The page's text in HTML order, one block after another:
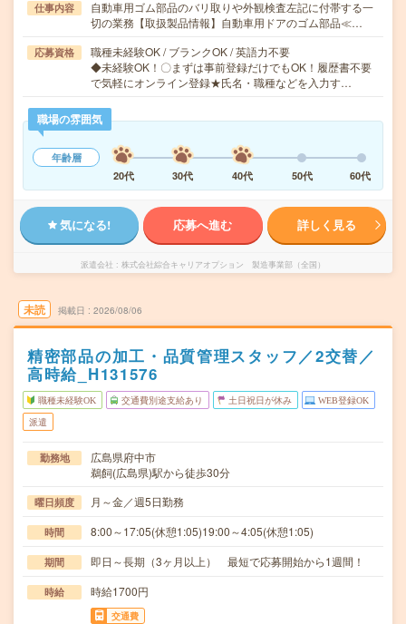
仕事内容
自動車用ゴム部品のバリ取りや外観検査左記に付帯する一
切の業務【取扱製品情報】自動車用ドアのゴム部品≪…
応募資格
職種未経験OK / ブランクOK / 英語力不要
◆未経験OK！〇まずは事前登録だけでもOK！履歴書不要
で気軽にオンライン登録★氏名・職種などを入力す…
職場の雰囲気
年齢層
20代
30代 40代 50代 60代
気になる! 応募へ進む 詳しく見る
派遣会社 株式会社綜合キャリアオプション 製造事業部（全国）
未読 掲載日 2026/08/06
精密部品の加工・品質管理スタッフ／2交替／
高時給_H131576
職種未経験OK 交通費別途支給あり 土日祝日が休み WEB登録OK
派遣
勤務地
広島県府中市
鵜飼(広島県)駅から徒歩30分
曜日頻度 月～金／週5日勤務
時間 8:00～17:05(休憩1:05)19:00～4:05(休憩1:05)
期間 即日～長期（3ヶ月以上） 最短で応募開始から1週間！
時給 時給1700円
交通費